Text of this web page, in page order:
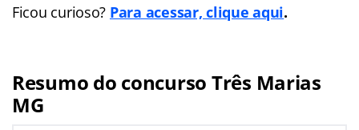
Ficou curioso? Para acessar, clique aqui.
Resumo do concurso Três Marias
MG